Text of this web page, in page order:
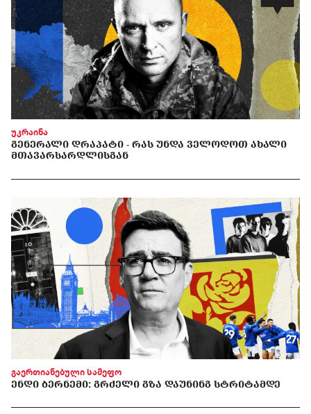
უკრაინა
ᲒᲔᲜᲔᲠᲐᲚᲘ ᲓᲠᲐᲞᲐᲢᲘ - ᲠᲐᲡ ᲣᲜᲓᲐ ᲕᲔᲚᲝᲓᲝᲗ ᲐᲮᲐᲚᲘ
ᲛᲗᲐᲕᲐᲠᲡᲐᲠᲓᲚᲘᲡᲒᲐᲜ
გაერთიანებული სამეფო
ᲔᲜᲓᲘ ᲑᲔᲠᲜᲔᲛᲘ: ᲒᲠᲫᲔᲚᲘ ᲒᲖᲐ ᲓᲐᲣᲜᲘᲜᲒ ᲡᲢᲠᲘᲢᲐᲛᲓᲔ